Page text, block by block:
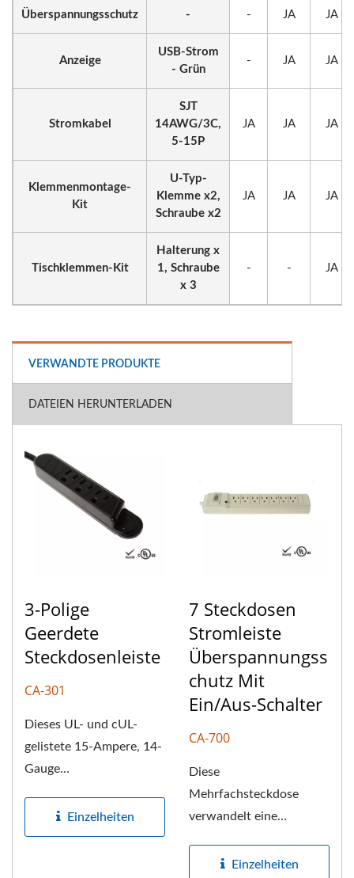
Überspannungsschutz - - JA JA
Anzeige
USB-Strom
- Grün
- JA JA
Stromkabel
SJT
14AWG/3C,
5-15P
JA JA JA
Klemmenmontage-
Kit
U-Typ-
Klemme x2,
Schraube x2
JA JA JA
Tischklemmen-Kit
Halterung x
1, Schraube
x 3
- - JA
VERWANDTE PRODUKTE
DATEIEN HERUNTERLADEN
3-Polige
Geerdete
Steckdosenleiste
CA-301
Dieses UL- und cUL-
gelistete 15-Ampere, 14-
Gauge
kann bis zu drei...
Einzelheiten
7 Steckdosen
Stromleiste
Überspannungss
Chutz Mit
Ein/Aus-Schalter
CA-700
Diese
Mehrfachsteckdose
verwandelt eine
bietet Koax- und RJ-
Einzelheiten